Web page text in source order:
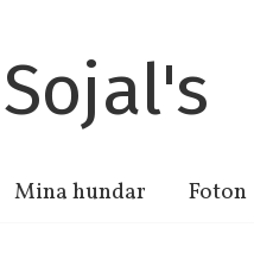
Sojal's
Mina hundar Foton